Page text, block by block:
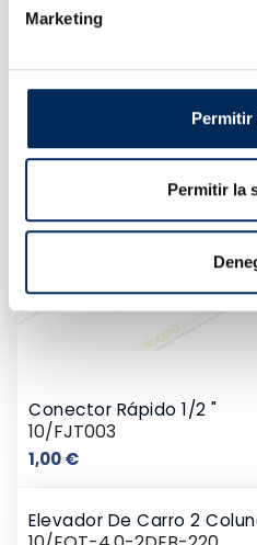
Marketing
Permitir
Permitir la
357,00 €
Conector Rápido 1/2 "
10/FJT003
1,00 €Preço
Elevador De Carro 2